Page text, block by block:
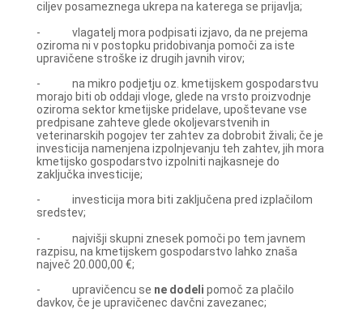
ciljev posameznega ukrepa na katerega se prijavlja;
- vlagatelj mora podpisati izjavo, da ne prejema
oziroma ni v postopku pridobivanja pomoči za iste
upravičene stroške iz drugih javnih virov;
- na mikro podjetju oz. kmetijskem gospodarstvu
morajo biti ob oddaji vloge, glede na vrsto proizvodnje
oziroma sektor kmetijske pridelave, upoštevane vse
predpisane zahteve glede okoljevarstvenih in
veterinarskih pogojev ter zahtev za dobrobit živali; če je
investicija namenjena izpolnjevanju teh zahtev, jih mora
kmetijsko gospodarstvo izpolniti najkasneje do
zaključka investicije;
- investicija mora biti zaključena pred izplačilom
sredstev;
- najvišji skupni znesek pomoči po tem javnem
razpisu, na kmetijskem gospodarstvo lahko znaša
največ 20.000,00 €;
- upravičencu se ne dodeli pomoč za plačilo
davkov, če je upravičenec davčni zavezanec;